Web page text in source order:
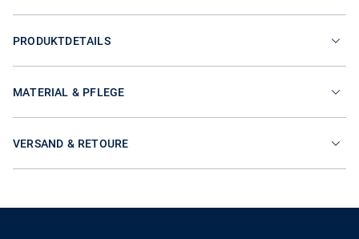
PRODUKTDETAILS
MATERIAL & PFLEGE
VERSAND & RETOURE